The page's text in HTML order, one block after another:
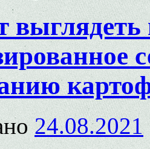
выглядеть
24.08.2021